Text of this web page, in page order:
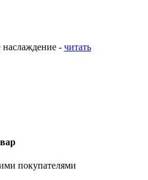
- читать
покупателями